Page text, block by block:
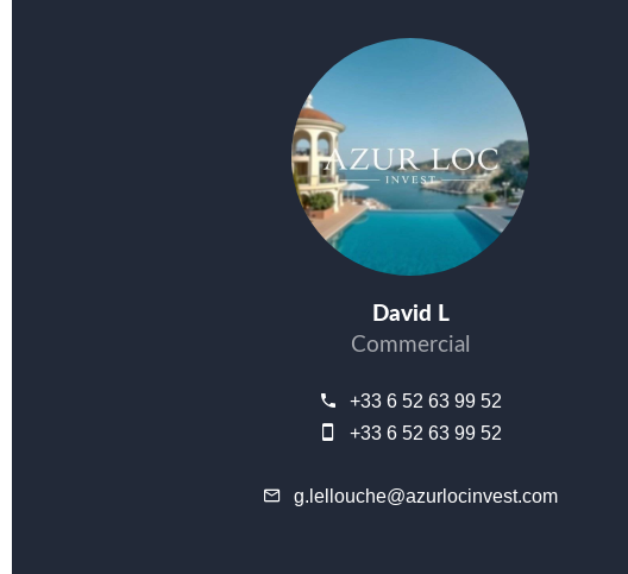
David L
Commercial
+33 6 52 63 99 52
+33 6 52 63 99 52
g.lellouche@azurlocinvest.com